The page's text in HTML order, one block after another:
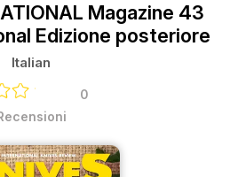
Magazine 43
Edizione posteriore
Italian
0